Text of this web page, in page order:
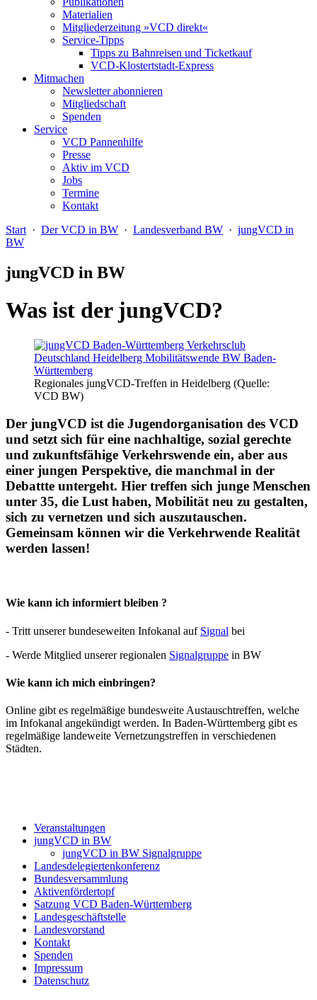
Materialien
Mitgliederzeitung »VCD direkt«
Service-Tipps
Tipps zu Bahnreisen und Ticketkauf
VCD-Klostertstadt-Express
Mitmachen
Newsletter abonnieren
Mitgliedschaft
Spenden
Service
VCD Pannenhilfe
Presse
Aktiv im VCD
Jobs
Termine
Kontakt
Start · Der VCD in BW · Landesverband BW · jungVCD in
BW
jungVCD in BW
Was ist der jungVCD?
Regionales jungVCD-Treffen in Heidelberg (Quelle:
VCD BW)
Der jungVCD ist die Jugendorganisation des VCD
und setzt sich für eine nachhaltige, sozial gerechte
und zukunftsfähige Verkehrswende ein, aber aus
einer jungen Perspektive, die manchmal in der
Debattte untergeht. Hier treffen sich junge Menschen
unter 35, die Lust haben, Mobilität neu zu gestalten,
sich zu vernetzen und sich auszutauschen.
Gemeinsam können wir die Verkehrwende Realität
werden lassen!
Wie kann ich informiert bleiben ?
- Tritt unserer bundeseweiten Infokanal auf Signal bei
- Werde Mitglied unserer regionalen Signalgruppe in BW
Wie kann ich mich einbringen?
Online gibt es regelmäßige bundesweite Austauschtreffen, welche
im Infokanal angekündigt werden. In Baden-Württemberg gibt es
regelmäßige landeweite Vernetzungstreffen in verschiedenen
Städten.
Veranstaltungen
jungVCD in BW
jungVCD in BW Signalgruppe
Landesdelegiertenkonferenz
Bundesversammlung
Aktivenfördertopf
Satzung VCD Baden-Württemberg
Landesgeschäftstelle
Landesvorstand
Kontakt
Spenden
Impressum
Datenschutz